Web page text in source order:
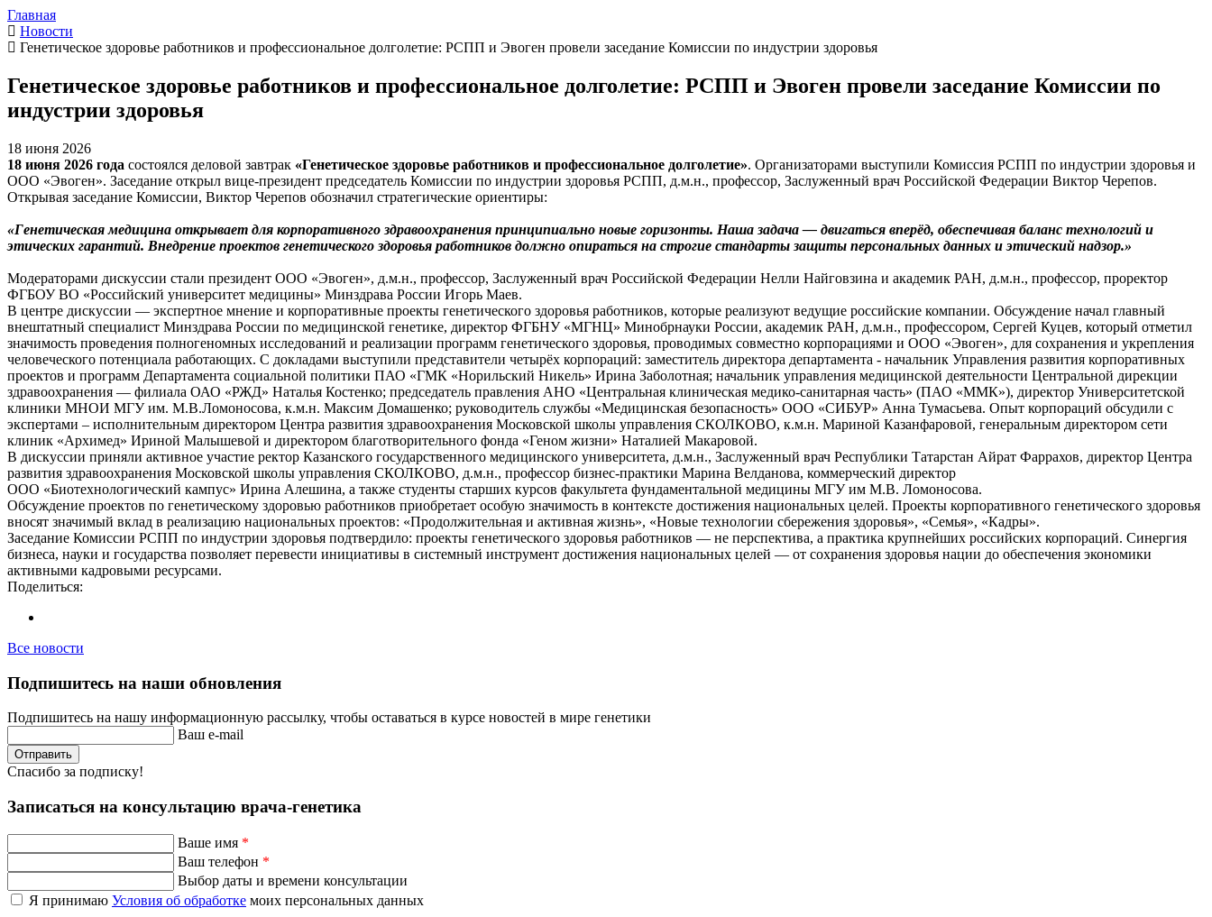
Главная
Новости
Генетическое здоровье работников и профессиональное долголетие: РСПП и Эвоген провели заседание Комиссии по индустрии здоровья
Генетическое здоровье работников и профессиональное долголетие: РСПП и Эвоген провели заседание Комиссии по
индустрии здоровья
18 июня 2026
18 июня 2026 года состоялся деловой завтрак «Генетическое здоровье работников и профессиональное долголетие». Организаторами выступили Комиссия РСПП по индустрии здоровья и
ООО «Эвоген». Заседание открыл вице-президент председатель Комиссии по индустрии здоровья РСПП, д.м.н., профессор, Заслуженный врач Российской Федерации Виктор Черепов.
Открывая заседание Комиссии, Виктор Черепов обозначил стратегические ориентиры:
«Генетическая медицина открывает для корпоративного здравоохранения принципиально новые горизонты. Наша задача — двигаться вперёд, обеспечивая баланс технологий и
этических гарантий. Внедрение проектов генетического здоровья работников должно опираться на строгие стандарты защиты персональных данных и этический надзор.»
Модераторами дискуссии стали президент ООО «Эвоген», д.м.н., профессор, Заслуженный врач Российской Федерации Нелли Найговзина и академик РАН, д.м.н., профессор, проректор
ФГБОУ ВО «Российский университет медицины» Минздрава России Игорь Маев.
В центре дискуссии — экспертное мнение и корпоративные проекты генетического здоровья работников, которые реализуют ведущие российские компании. Обсуждение начал главный
внештатный специалист Минздрава России по медицинской генетике, директор ФГБНУ «МГНЦ» Минобрнауки России, академик РАН, д.м.н., профессором, Сергей Куцев, который отметил
значимость проведения полногеномных исследований и реализации программ генетического здоровья, проводимых совместно корпорациями и ООО «Эвоген», для сохранения и укрепления
человеческого потенциала работающих. С докладами выступили представители четырёх корпораций: заместитель директора департамента - начальник Управления развития корпоративных
проектов и программ Департамента социальной политики ПАО «ГМК «Норильский Никель» Ирина Заболотная; начальник управления медицинской деятельности Центральной дирекции
здравоохранения — филиала ОАО «РЖД» Наталья Костенко; председатель правления АНО «Центральная клиническая медико-санитарная часть» (ПАО «ММК»), директор Университетской
клиники МНОИ МГУ им. М.В.Ломоносова, к.м.н. Максим Домашенко; руководитель службы «Медицинская безопасность» ООО «СИБУР» Анна Тумасьева. Опыт корпораций обсудили с
экспертами – исполнительным директором Центра развития здравоохранения Московской школы управления СКОЛКОВО, к.м.н. Мариной Казанфаровой, генеральным директором сети
клиник «Архимед» Ириной Малышевой и директором благотворительного фонда «Геном жизни» Наталией Макаровой.
В дискуссии приняли активное участие ректор Казанского государственного медицинского университета, д.м.н., Заслуженный врач Республики Татарстан Айрат Фаррахов, директор Центра
развития здравоохранения Московской школы управления СКОЛКОВО, д.м.н., профессор бизнес-практики Марина Велданова, коммерческий директор
ООО «Биотехнологический кампус» Ирина Алешина, а также студенты старших курсов факультета фундаментальной медицины МГУ им М.В. Ломоносова.
Обсуждение проектов по генетическому здоровью работников приобретает особую значимость в контексте достижения национальных целей. Проекты корпоративного генетического здоровья
вносят значимый вклад в реализацию национальных проектов: «Продолжительная и активная жизнь», «Новые технологии сбережения здоровья», «Семья», «Кадры».
Заседание Комиссии РСПП по индустрии здоровья подтвердило: проекты генетического здоровья работников — не перспектива, а практика крупнейших российских корпораций. Синергия
бизнеса, науки и государства позволяет перевести инициативы в системный инструмент достижения национальных целей — от сохранения здоровья нации до обеспечения экономики
активными кадровыми ресурсами.
Поделиться:
Все новости
Подпишитесь на наши обновления
Подпишитесь на нашу информационную рассылку, чтобы оставаться в курсе новостей в мире генетики
Ваш e-mail
Отправить
Спасибо за подписку!
Записаться на консультацию врача-генетика
Ваше имя *
Ваш телефон *
Выбор даты и времени консультации
Я принимаю Условия об обработке моих персональных данных